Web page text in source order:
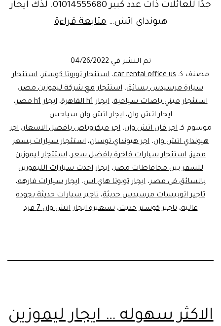
جدًا للعائلات ذات عدد كبير 01014555680. لذك ايجار
هيونداي اتش…متابعة قراءةايجار
سيارة
للمطار
تم النشر في 04/26/2022
مصنف كـ car rental office us، استئجار تويوتا كوستر، استئجار
سيارة مرسيدس بسائق، استئجار مع شركة ليموزين مصر،
استئجار ميني باصات سياحية،ايجار h1 القاهرة ،ايجار h1 مصر
،
ايجار اتش وان،ايجار اتش وان سياحس
موسوم كـ اجر فان اتش وان، اجر ميكروباص بافضل الاسعار، اجر
هيونداي اتش وان، اجر هيونداي توسان، استئجار سيارات بسعر
مميز، استئجار سيارات فاخرة بافضل سعر، استئجار ليموزين
للسفر بين محافاظات مصر،ايجار احدث سيارات الليموزين
بالسائق فى مصر،ايجار تويوتا هاي اس،ايجار سيارات فارهه،
تاجير اتوبيسات مرسيدس حديثة، تاجير سيارات حديثة بجودة
عالية،تاجير كوستر حديث،تسعيرة ايجار اتش وان 7 فرد
الاكثر سهوله … ايجار ليموزين